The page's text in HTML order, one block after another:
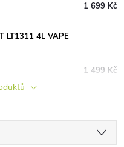
1 699 Kč
LT1311 4L VAPE
1 499 Kč